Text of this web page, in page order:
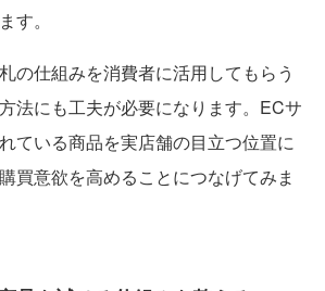
す。
の仕組みを消費者に活用してもらう
法にも工夫が必要になります。ECサ
ている商品を実店舗の目立つ位置に
買意欲を高めることにつなげてみま